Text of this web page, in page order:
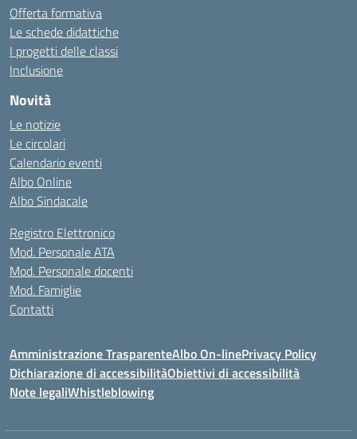
Offerta formativa
Le schede didattiche
I progetti delle classi
Inclusione
Novità
Le notizie
Le circolari
Calendario eventi
Albo Online
Albo Sindacale
Registro Elettronico
Mod. Personale ATA
Mod. Personale docenti
Mod. Famiglie
Contatti
Amministrazione TrasparenteAlbo On-linePrivacy Policy
Dichiarazione di accessibilitàObiettivi di accessibilità
Note legaliWhistleblowing